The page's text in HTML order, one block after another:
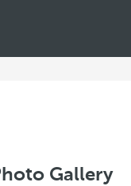
Gallery